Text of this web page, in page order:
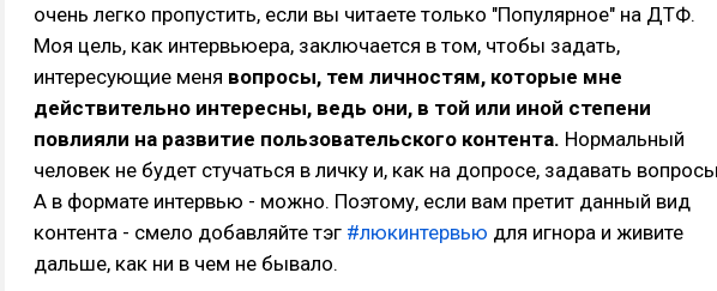
очень легко пропустить, если вы читаете только "Популярное" на ДТФ.
Моя цель, как интервьюера, заключается в том, чтобы задать,
интересующие меня вопросы, тем личностям, которые мне
действительно интересны, ведь они, в той или иной степени
повлияли на развитие пользовательского контента. Нормальный
человек не будет стучаться в личку и, как на допросе, задавать
А в формате интервью - можно. Поэтому, если вам претит данный вид
контента - смело добавляйте тэг #люкинтервью для игнора и живите
дальше, как ни в чем не бывало.